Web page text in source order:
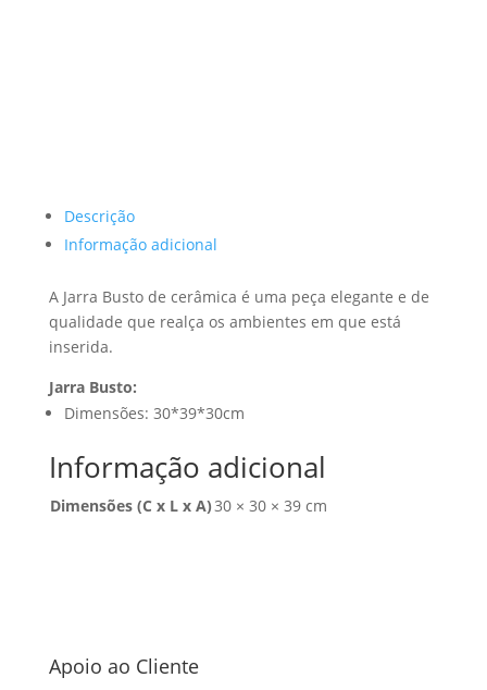
Descrição
Informação adicional
A Jarra Busto de cerâmica é uma peça elegante e de
qualidade que realça os ambientes em que está
inserida.
Jarra Busto:
Dimensões: 30*39*30cm
Informação adicional
Dimensões (C x L x A)30 × 30 × 39 cm
Apoio ao Cliente